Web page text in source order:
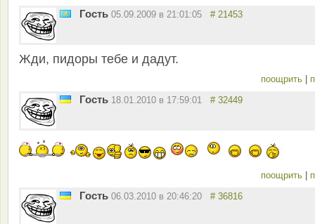
Гость 05.09.2009 в 21:01:05 # 21453
Жди, пидоры тебе и дадут.
поощрить
Гость 18.01.2010 в 17:59:01 # 32449
поощрить
Гость 06.03.2010 в 20:46:20 # 36816